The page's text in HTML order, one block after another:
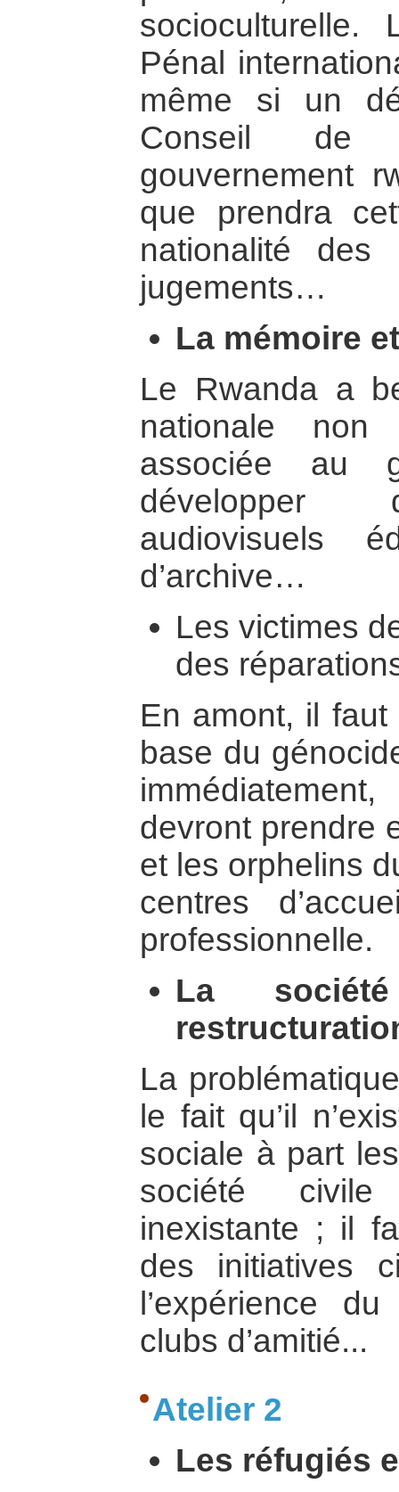
socioculturelle.
Pénal
même si un
Conseil
gouvernement
que prendra
nationalité des
jugements…
La mémoire
Le Rwanda a
nationale
associée au
développer
audiovisuels
d’archive…
Les victimes
des
En amont, il faut
base du
devront prendre
et les orphelins
centres
professionnelle.
La
La
le fait qu’il
sociale à part
société
inexistante ; il
des initiatives
l’expérience
clubs d’amitié...
Atelier 2
Les réfugiés